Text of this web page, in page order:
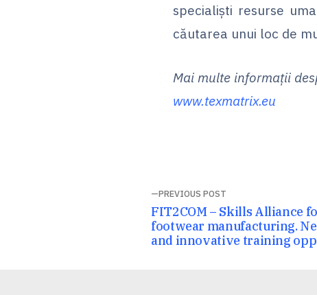
specialiști resurse
căutarea unui loc de
Mai multe informații
www.texmatrix.eu
PREVIOUS POST
Previous
post:
FIT2COM – Skills Alliance
footwear manufacturing.
and innovative training